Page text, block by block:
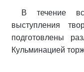
В течение
выступления
подготовлены
Кульминацией